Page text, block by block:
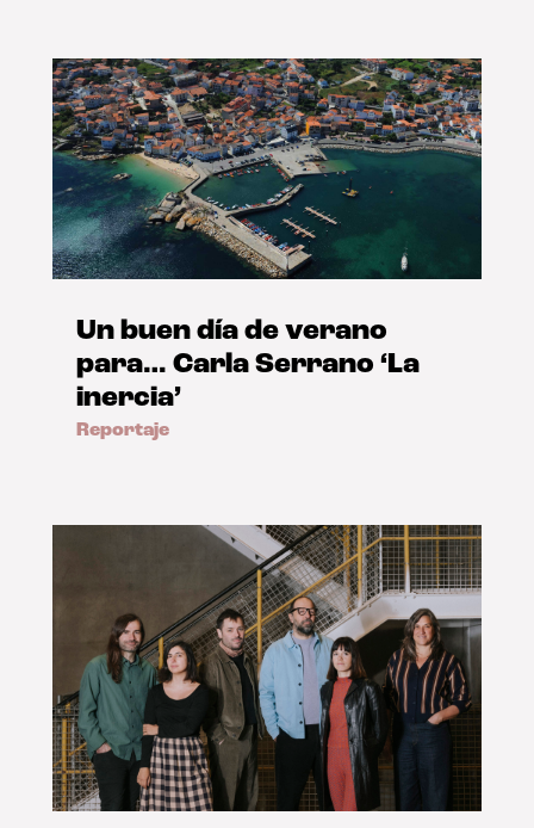
Un buen día de verano
para… Carla Serrano ‘La
inercia’
Reportaje